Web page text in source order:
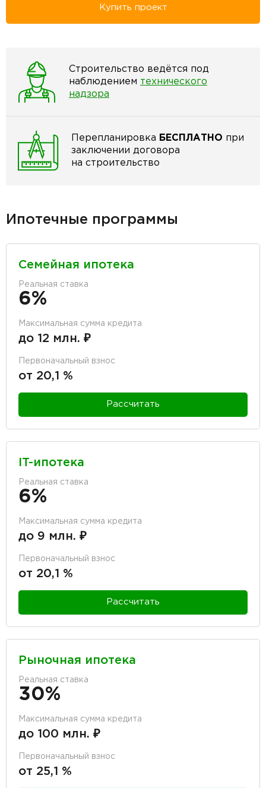
Купить проект
Строительство ведётся под
наблюдением технического
надзора
Перепланировка БЕСПЛАТНО при
заключении договора
на строительство
Ипотечные программы
Семейная ипотека
Реальная ставка
6%
Максимальная сумма кредита
до 12 млн. ₽
Первоначальный взнос
от 20,1 %
Рассчитать
IT-ипотека
Реальная ставка
6%
Максимальная сумма кредита
до 9 млн. ₽
Первоначальный взнос
от 20,1 %
Рассчитать
Рыночная ипотека
Реальная ставка
30%
Максимальная сумма кредита
до 100 млн. ₽
Первоначальный взнос
от 25,1 %